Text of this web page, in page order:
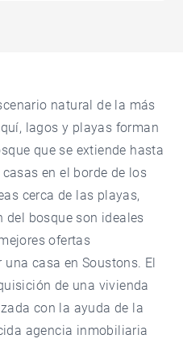
natural de la más
lagos y playas forman
que se extiende hasta
en el borde de los
cerca de las playas,
bosque son ideales
ofertas
casa en Soustons. El
de una vivienda
con la ayuda de la
agencia inmobiliaria